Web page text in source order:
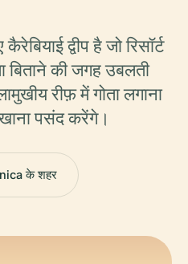
द्वीप है जो रिसॉर्ट
की जगह उबलती
रीफ़ में गोता लगाना
पसंद करेंगे।
के शहर